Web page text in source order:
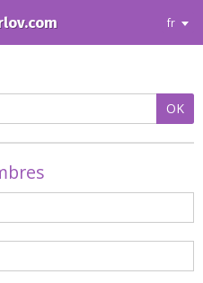
fr
OK